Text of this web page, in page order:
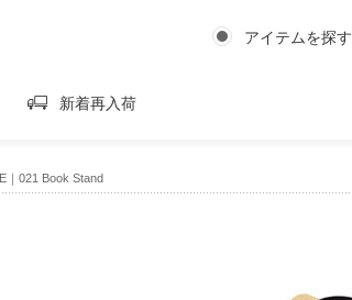
アイテムを探す
新着再入荷
｜021 Book Stand